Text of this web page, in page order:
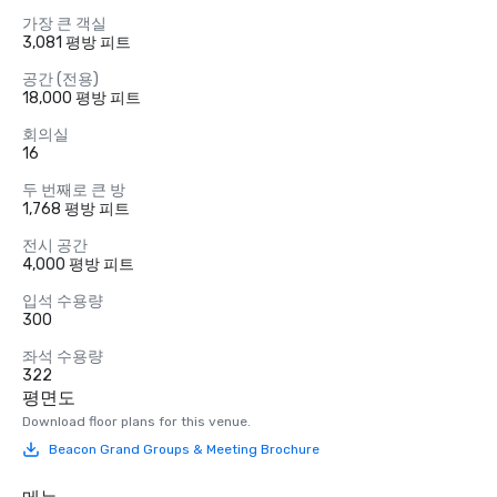
가장 큰 객실
3,081 평방 피트
공간 (전용)
18,000 평방 피트
회의실
16
두 번째로 큰 방
1,768 평방 피트
전시 공간
4,000 평방 피트
입석 수용량
300
좌석 수용량
322
평면도
Download floor plans for this venue.
Beacon Grand Groups & Meeting Brochure